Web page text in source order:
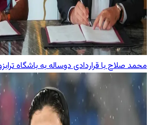
محمد صلاح با قراردادی دوساله به باشگاه